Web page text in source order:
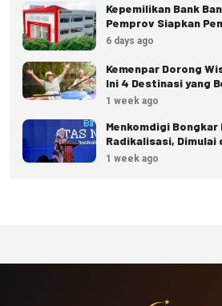
Kepemilikan Bank
Pemprov Siapkan
Pemda
6 days ago
Kemenpar Dorong
Ini 4 Destinasi yang
1 week ago
Menkomdigi Bongkar
Radikalisasi, Dimulai
1 week ago